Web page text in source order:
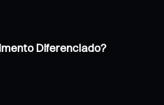
Diferenciado?